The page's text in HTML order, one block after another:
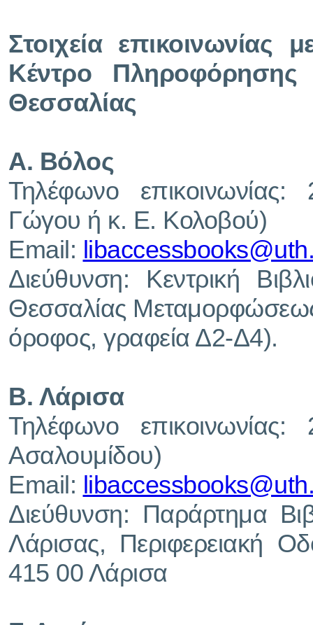
Στοιχεία επικοινωνίας
Κέντρο Πληροφόρησης
Θεσσαλίας
Α. Βόλος
Τηλέφωνο
Γώγου ή κ. Ε. Κολοβού)
Email:
Διεύθυνση: Κεντρική
Θεσσαλίας
όροφος, γραφεία Δ2-Δ4).
Β. Λάρισα
Τηλέφωνο
Ασαλουμίδου)
Email:
Διεύθυνση: Παράρτημα
Λάρισας, Περιφερειακή
415 00 Λάρισα